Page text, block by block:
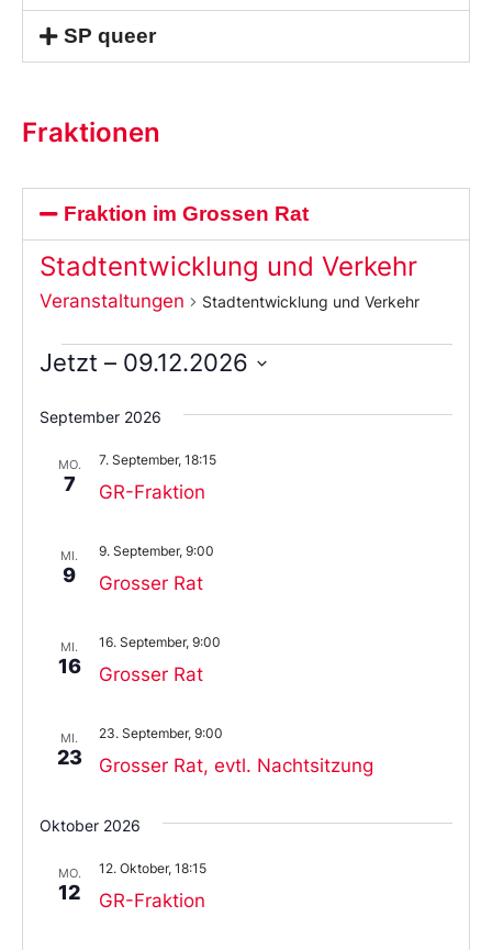
SP queer
Fraktionen
Fraktion im Grossen Rat
Stadtentwicklung und Verkehr
Veranstaltungen Stadtentwicklung und Verkehr
Jetzt – 09.12.2026
Sie
das
aus.
September 2026
MO.
7 GR-Fraktion
7. September, 18:15
MI.
9 Grosser Rat
9. September, 9:00
MI.
16 Grosser Rat
16. September, 9:00
MI.
23 Grosser Rat, evtl. Nachtsitzung
23. September, 9:00
Oktober 2026
MO.
12 GR-Fraktion
12. Oktober, 18:15